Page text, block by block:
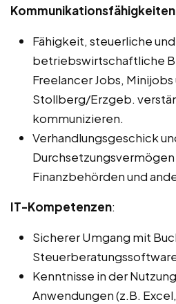
Kommunikationsfähigkeiten
Fähigkeit, steuerliche und
betriebswirtschaftliche
Freelancer Jobs,
Stollberg/Erzgeb.
kommunizieren.
Verhandlungsgeschick
Finanzbehörden und
IT-Kompetenzen:
Sicherer Umgang mit
Kenntnisse in der
Anwendungen (z.B.